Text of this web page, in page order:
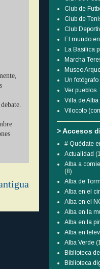
Club de
Club de
Club
El mundo
La Basílica
Marcha
Museo
Un fotógrafo
Ver
Villa de
Vilocolo
> Accesos
# Quédate
Actualidad
Alba a
(8)
Alba de
Alba en el
Alba en el
Alba en la
Alba en la
Alba en
Alba Verde
Biblioteca
Biblioteca